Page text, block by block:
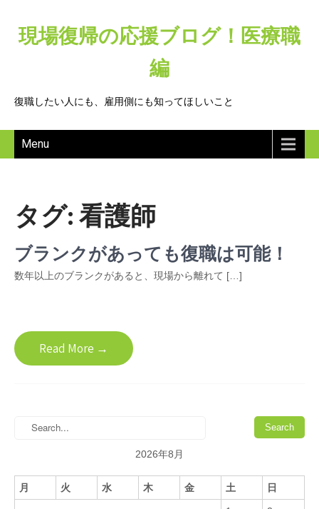
現場復帰の応援ブログ！医療職
編
復職したい人にも、雇用側にも知ってほしいこと
Menu
タグ:看護師
ブランクがあっても復職は可能！
数年以上のブランクがあると、現場から離れて […]
Read More →
2026年8月
月 火 水 木 金 土 日